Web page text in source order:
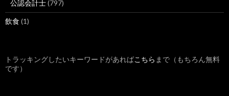
公認会計士(797)
飲食 (1)
トラッキングしたいキーワードがあればこちら まで（もちろん無料
です）